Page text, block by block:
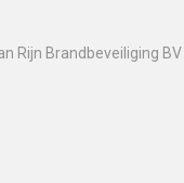
Rijn Brandbeveiliging BV |